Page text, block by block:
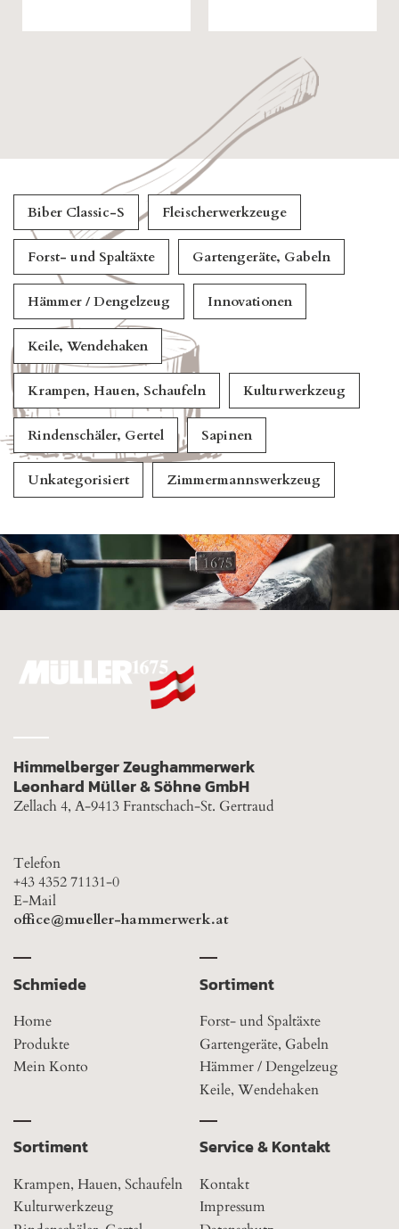
Biber Classic-S Fleischerwerkzeuge
Forst- und Spaltäxte Gartengeräte, Gabeln
Hämmer / Dengelzeug Innovationen
Keile, Wendehaken
Krampen, Hauen, Schaufeln Kulturwerkzeug
Rindenschäler, Gertel Sapinen
Unkategorisiert Zimmermannswerkzeug
Himmelberger Zeughammerwerk
Leonhard Müller & Söhne GmbH
Zellach 4, A-9413 Frantschach-St. Gertraud
Telefon
+43 4352 71131-0
E-Mail
office@mueller-hammerwerk.at
Schmiede
Home
Produkte
Mein Konto
Sortiment
Forst- und Spaltäxte
Gartengeräte, Gabeln
Hämmer / Dengelzeug
Keile, Wendehaken
Sortiment
Krampen, Hauen, Schaufeln
Kulturwerkzeug
Service & Kontakt
Kontakt
Impressum